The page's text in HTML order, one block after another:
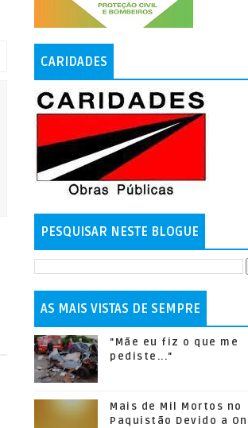
CARIDADES
PESQUISAR NESTE BLOGUE
AS MAIS VISTAS DE SEMPRE
"Mãe eu fiz o que me
pediste..."
Mais de Mil Mortos no
Paquistão Devido a